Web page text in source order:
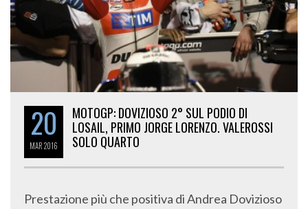
20
MAR2016
MOTOGP: DOVIZIOSO 2° SUL PODIO DI
LOSAIL, PRIMO JORGE LORENZO. VALEROSSI
SOLO QUARTO
Prestazione più che positiva di Andrea Dovizioso